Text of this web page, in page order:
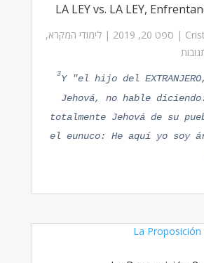
LA LEY vs. LA LEY,
| ספט 20, 2019 | לימודי המקרא,
3Y "el hijo del
Jehová, no hable
totalmente Jehová de su
el eunuco: He aquí yo soy